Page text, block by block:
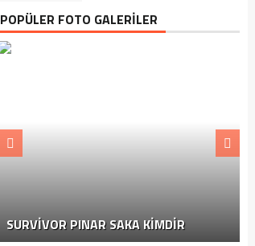
POPÜLER FOTO GALERİLER
SURVIVOR PINAR SAKA KIMDIR